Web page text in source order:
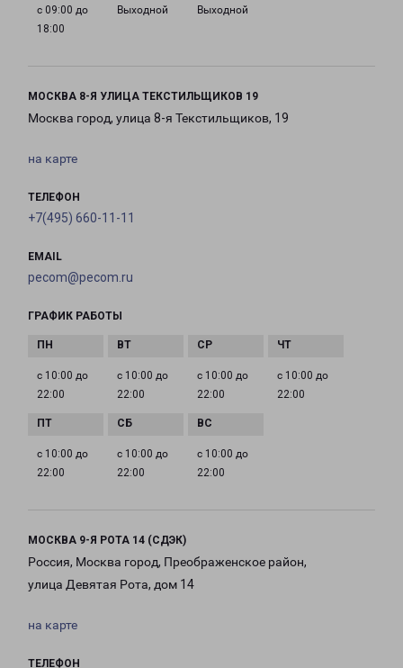
с 09:00 до
18:00
Выходной Выходной
МОСКВА 8-Я УЛИЦА ТЕКСТИЛЬЩИКОВ 19
Москва город, улица 8-я Текстильщиков, 19
на карте
ТЕЛЕФОН
+7(495) 660-11-11
EMAIL
pecom@pecom.ru
ГРАФИК РАБОТЫ
с 10:00 до
22:00
с 10:00 до
22:00
с 10:00 до
22:00
с 10:00 до
22:00
с 10:00 до
22:00
с 10:00 до
22:00
с 10:00 до
22:00
МОСКВА 9-Я РОТА 14 (СДЭК)
Россия, Москва город, Преображенское район,
улица Девятая Рота, дом 14
на карте
ТЕЛЕФОН